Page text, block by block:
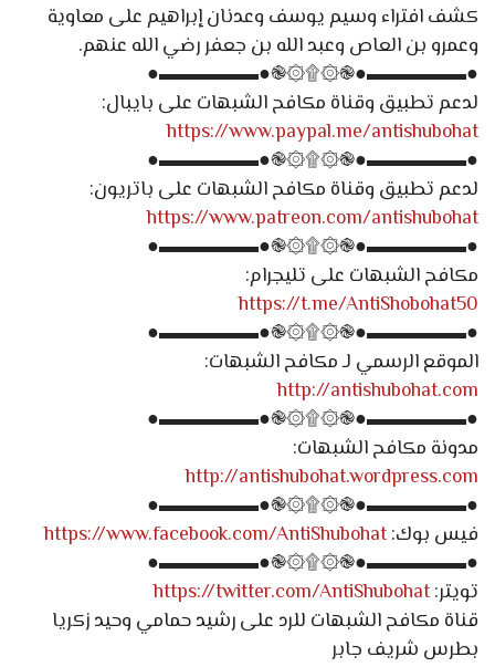
كشف افتراء وسيم يوسف وعدنان إبراهيم على معاوية
وعمرو بن العاص وعبد الله بن جعفر رضي الله عنهم.
●▬▬▬▬▬●֎۞۩۞֎●▬▬▬▬▬●
لدعم تطبيق وقناة مكافح الشبهات على بايبال:
https://www.paypal.me/antishubohat
●▬▬▬▬▬●֎۞۩۞֎●▬▬▬▬▬●
لدعم تطبيق وقناة مكافح الشبهات على باتريون:
https://www.patreon.com/antishubohat
●▬▬▬▬▬●֎۞۩۞֎●▬▬▬▬▬●
مكافح الشبهات على تليجرام:
https://t.me/AntiShobohat50
●▬▬▬▬▬●֎۞۩۞֎●▬▬▬▬▬●
الموقع الرسمي لـ مكافح الشبهات:
http://antishubohat.com
●▬▬▬▬▬●֎۞۩۞֎●▬▬▬▬▬●
مدونة مكافح الشبهات:
http://antishubohat.wordpress.com
●▬▬▬▬▬●֎۞۩۞֎●▬▬▬▬▬●
فيس بوك:https://www.facebook.com/AntiShubohat
●▬▬▬▬▬●֎۞۩۞֎●▬▬▬▬▬●
تويتر:https://twitter.com/AntiShubohat
قناة مكافح الشبهات للرد على رشيد حمامي وحيد زكريا
بطرس شريف جابر